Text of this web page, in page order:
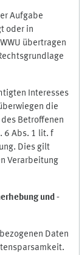
Aufgabe
oder in
übertragen
Interesses
die
Betroffenen
6 Abs. 1 lit. f
Dies gilt
Verarbeitung
und -
Daten